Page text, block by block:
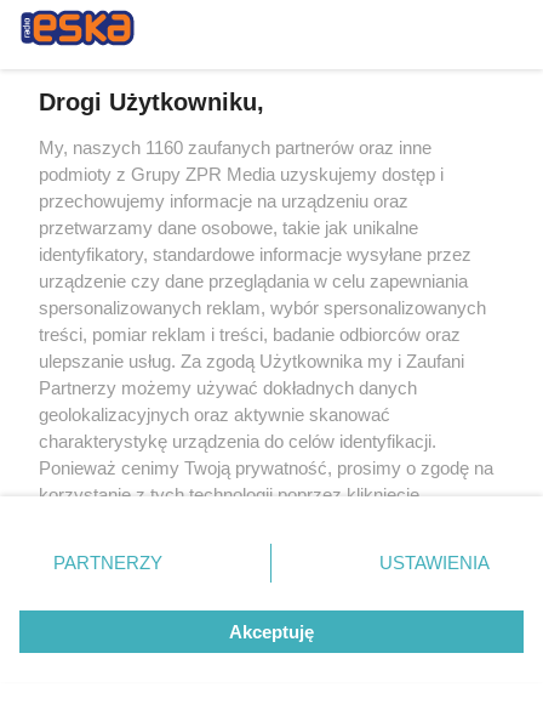
APLIKACJE
Masz iPhone’a i śledzisz Ekstraklasę? Marka
Jak TikTok pokazuje Chiny? Raport NASK
Drogi Użytkowniku,
My, naszych 1160 zaufanych partnerów oraz inne
podmioty z Grupy ZPR Media uzyskujemy dostęp i
przechowujemy informacje na urządzeniu oraz
przetwarzamy dane osobowe, takie jak unikalne
identyfikatory, standardowe informacje wysyłane przez
urządzenie czy dane przeglądania w celu zapewniania
spersonalizowanych reklam, wybór spersonalizowanych
treści, pomiar reklam i treści, badanie odbiorców oraz
ulepszanie usług. Za zgodą Użytkownika my i Zaufani
Partnerzy możemy używać dokładnych danych
geolokalizacyjnych oraz aktywnie skanować
charakterystykę urządzenia do celów identyfikacji.
Ponieważ cenimy Twoją prywatność, prosimy o zgodę na
korzystanie z tych technologii poprzez kliknięcie
zmienić/wycofać klikając przycisk ustawień prywatności
znajdujący się w lewym dolnym rogu strony
rodzaje przetwarzania danych nie wymagają zgody
użytkownika, ale masz prawo sprzeciwić się takiemu
przetwarzaniu. Preferencje będą miały zastosowanie tylko
PARTNERZY USTAWIENIA
Akceptuję